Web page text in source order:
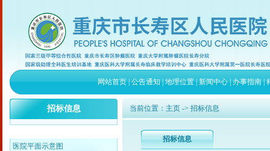
网站首页|公告通知|地理位置|新闻中心|办事指南|
招标信息
医院平面示意图
当前位置： 主页 -> 招标信息
招标信息